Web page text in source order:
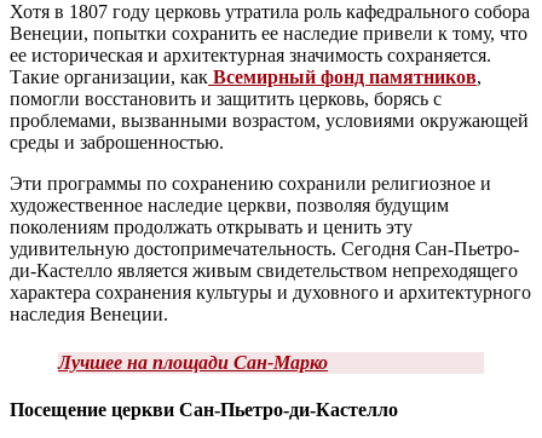
Хотя в 1807 году церковь утратила роль кафедрального собора
Венеции, попытки сохранить ее наследие привели к тому, что
ее историческая и архитектурная значимость сохраняется.
Такие организации, как Всемирный фонд памятников,
помогли восстановить и защитить церковь, борясь с
проблемами, вызванными возрастом, условиями окружающей
среды и заброшенностью.
Эти программы по сохранению сохранили религиозное и
художественное наследие церкви, позволяя будущим
поколениям продолжать открывать и ценить эту
удивительную достопримечательность. Сегодня Сан-Пьетро-
ди-Кастелло является живым свидетельством непреходящего
характера сохранения культуры и духовного и архитектурного
наследия Венеции.
Лучшее на площади Сан-Марко
Посещение церкви Сан-Пьетро-ди-Кастелло